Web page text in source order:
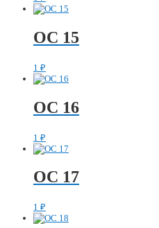
ОС 15
1 ₽
ОС 16
1 ₽
ОС 17
1 ₽